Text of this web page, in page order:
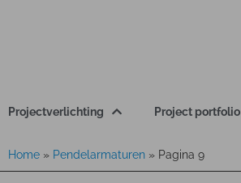
Projectverlichting Project portfolio
Home » Pendelarmaturen » Pagina 9